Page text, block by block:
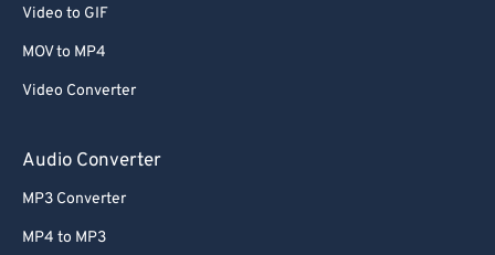
Video to GIF
MOV to MP4
Video Converter
Audio Converter
MP3 Converter
MP4 to MP3